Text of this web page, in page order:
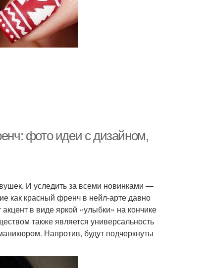
фото идеи с дизайном,
И уследить за всеми новинками —
как красный френч в нейл-арте давно
в виде яркой «улыбки» на кончике
также является универсальность
Напротив, будут подчеркнуты